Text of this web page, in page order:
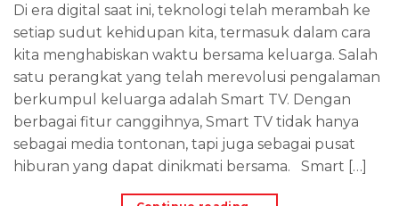
Di era digital saat ini, teknologi telah merambah ke
setiap sudut kehidupan kita, termasuk dalam cara
kita menghabiskan waktu bersama keluarga. Salah
satu perangkat yang telah merevolusi pengalaman
berkumpul keluarga adalah Smart TV. Dengan
berbagai fitur canggihnya, Smart TV tidak hanya
sebagai media tontonan, tapi juga sebagai pusat
hiburan yang dapat dinikmati bersama. Smart […]